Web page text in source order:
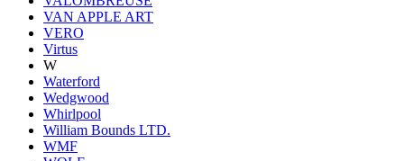
VAN APPLE ART
VERO
Virtus
W
Waterford
Wedgwood
Whirlpool
William Bounds LTD.
WMF